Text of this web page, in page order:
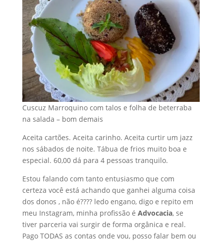
Cuscuz Marroquino com talos e folha de beterraba
na salada – bom demais
Aceita cartões. Aceita carinho. Aceita curtir um jazz
nos sábados de noite. Tábua de frios muito boa e
especial. 60,00 dá para 4 pessoas tranquilo.
Estou falando com tanto entusiasmo que com
certeza você está achando que ganhei alguma coisa
dos donos , não é???? ledo engano, digo e repito em
meu Instagram, minha profissão é Advocacia, se
tiver parceria vai surgir de forma orgânica e real.
Pago TODAS as contas onde vou, posso falar bem ou